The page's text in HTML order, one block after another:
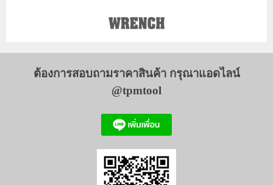
ต้องการสอบถามราคาสินค้า กรุณาแอดไลน์
@tpmtool